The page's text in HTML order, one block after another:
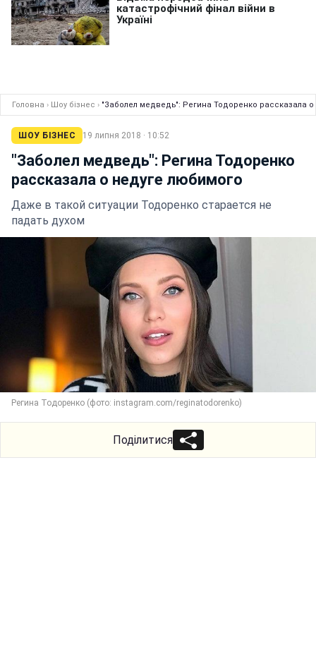
Головна › Шоу бізнес › "Заболел медведь": Регина Тодоренко рассказала
ШОУ БІЗНЕС 19 липня 2018 · 10:52
"Заболел медведь": Регина Тодоренко
рассказала о недуге любимого
Даже в такой ситуации Тодоренко старается не
падать духом
Регина Тодоренко (фото: instagram.com/reginatodorenko)
Поділитися